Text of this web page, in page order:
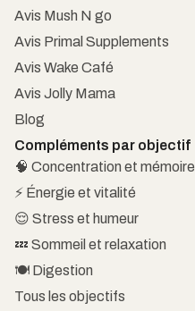
Avis Mush N go
Avis Primal Supplements
Avis Wake Café
Avis Jolly Mama
Blog
Compléments par objectif
🧠 Concentration et mémoire
⚡ Énergie et vitalité
😌 Stress et humeur
💤 Sommeil et relaxation
🍽️ Digestion
Tous les objectifs